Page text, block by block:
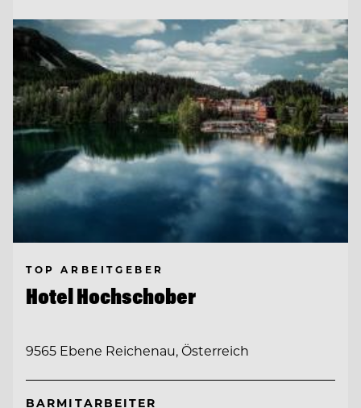
TOP ARBEITGEBER
Hotel Hochschober
9565 Ebene Reichenau, Österreich
BARMITARBEITER